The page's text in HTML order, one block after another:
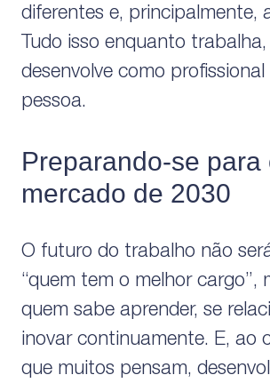
diferentes e, principalmente,
Tudo isso enquanto trabalha,
desenvolve como profissional
pessoa.
Preparando-se para
mercado de 2030
O futuro do trabalho não
“quem tem o melhor cargo”,
quem sabe aprender, se
inovar continuamente. E, ao
que muitos pensam,